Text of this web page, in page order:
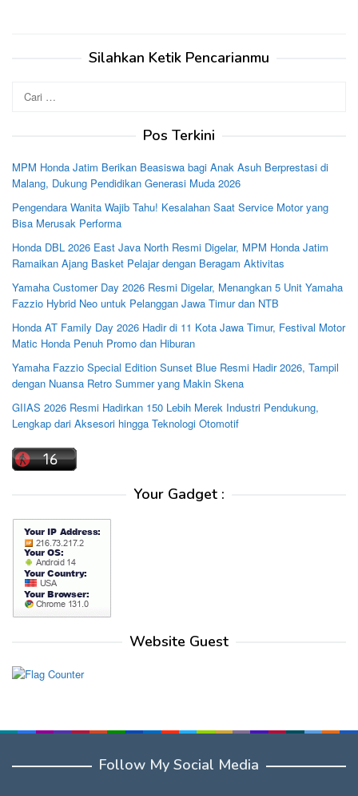
Silahkan Ketik Pencarianmu
untuk:
Pos Terkini
MPM Honda Jatim Berikan Beasiswa bagi Anak Asuh Berprestasi di
Malang, Dukung Pendidikan Generasi Muda 2026
Pengendara Wanita Wajib Tahu! Kesalahan Saat Service Motor yang
Bisa Merusak Performa
Honda DBL 2026 East Java North Resmi Digelar, MPM Honda Jatim
Ramaikan Ajang Basket Pelajar dengan Beragam Aktivitas
Yamaha Customer Day 2026 Resmi Digelar, Menangkan 5 Unit Yamaha
Fazzio Hybrid Neo untuk Pelanggan Jawa Timur dan NTB
Honda AT Family Day 2026 Hadir di 11 Kota Jawa Timur, Festival Motor
Matic Honda Penuh Promo dan Hiburan
Yamaha Fazzio Special Edition Sunset Blue Resmi Hadir 2026, Tampil
dengan Nuansa Retro Summer yang Makin Skena
GIIAS 2026 Resmi Hadirkan 150 Lebih Merek Industri Pendukung,
Lengkap dari Aksesori hingga Teknologi Otomotif
Your Gadget :
Website Guest
Follow My Social Media